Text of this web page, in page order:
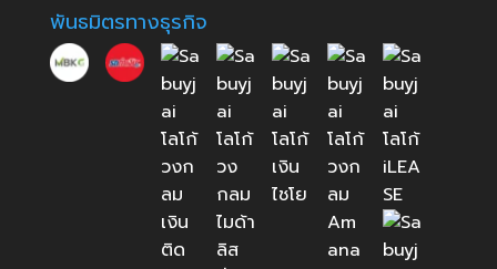
พันธมิตรทางธุรกิจ